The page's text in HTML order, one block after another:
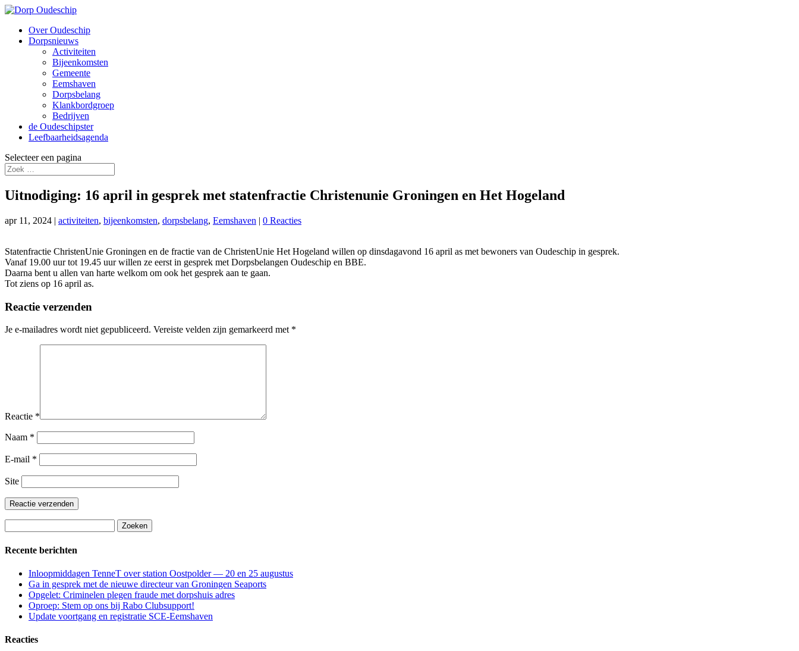
Over Oudeschip
Dorpsnieuws
Activiteiten
Bijeenkomsten
Gemeente
Eemshaven
Dorpsbelang
Klankbordgroep
Bedrijven
de Oudeschipster
Leefbaarheidsagenda
Selecteer een pagina
Uitnodiging: 16 april in gesprek met statenfractie Christenunie Groningen en Het Hogeland
apr 11, 2024 | activiteiten, bijeenkomsten, dorpsbelang, Eemshaven | 0 Reacties
Statenfractie ChristenUnie Groningen en de fractie van de ChristenUnie Het Hogeland willen op dinsdagavond 16 april as met bewoners van Oudeschip in gesprek.
Vanaf 19.00 uur tot 19.45 uur willen ze eerst in gesprek met Dorpsbelangen Oudeschip en BBE.
Daarna bent u allen van harte welkom om ook het gesprek aan te gaan.
Tot ziens op 16 april as.
Reactie verzenden
Je e-mailadres wordt niet gepubliceerd. Vereiste velden zijn gemarkeerd met *
Reactie *
Naam *
E-mail *
Site
naar:
Recente berichten
Inloopmiddagen TenneT over station Oostpolder — 20 en 25 augustus
Ga in gesprek met de nieuwe directeur van Groningen Seaports
Opgelet: Criminelen plegen fraude met dorpshuis adres
Oproep: Stem op ons bij Rabo Clubsupport!
Update voortgang en registratie SCE-Eemshaven
Reacties